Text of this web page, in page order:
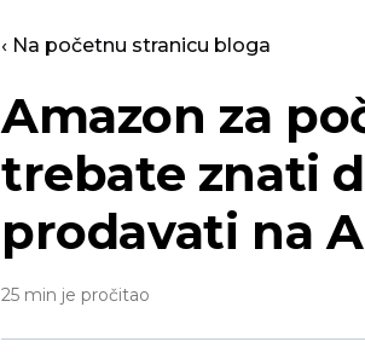
‹ Na početnu stranicu bloga
Amazon za
trebate znati
prodavati na
25 min je pročitao